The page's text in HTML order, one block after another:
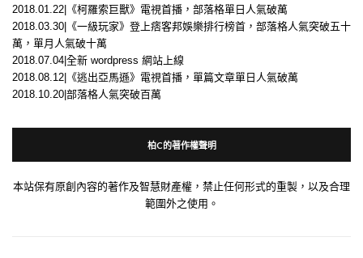
2018.01.22|《柯羅索巨獸》電視首播，部落格單日人氣破萬
2018.03.30|《一級玩家》登上痞客邦娛樂排行榜首，部落格人氣突破五十
萬，單月人氣破十萬
2018.07.04|全新 wordpress 網站上線
2018.08.12|《逃出亞馬遜》電視首播，單篇文章單日人氣破萬
2018.10.20|部落格人氣突破百萬
柏C的著作權聲明
本站保有原創內容的著作及智慧財產權，禁止任何形式的重製，以及合理
範圍外之使用。